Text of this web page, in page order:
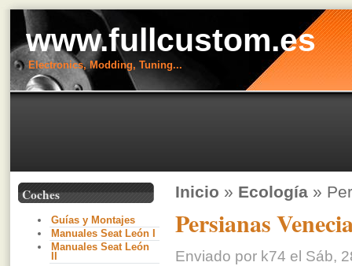
www.fullcustom.es
Electronics, Modding, Tuning...
Coches
Guías y Montajes
Manuales Seat León I
Manuales Seat León
Inicio » Ecología »
Persianas
Enviado por k74 el Sáb,